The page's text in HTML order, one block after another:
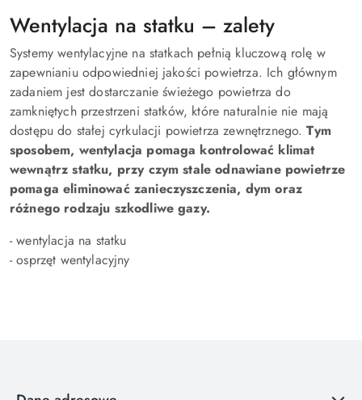
Wentylacja na statku – zalety
Systemy wentylacyjne na statkach pełnią kluczową rolę w
zapewnianiu odpowiedniej jakości powietrza. Ich głównym
zadaniem jest dostarczanie świeżego powietrza do
zamkniętych przestrzeni statków, które naturalnie nie mają
dostępu do stałej cyrkulacji powietrza zewnętrznego.Tym
sposobem, wentylacja pomaga kontrolować klimat
wewnątrz statku, przy czym stale odnawiane powietrze
pomaga eliminować zanieczyszczenia, dym oraz
różnego rodzaju szkodliwe gazy.
- wentylacja na statku
- osprzęt wentylacyjny